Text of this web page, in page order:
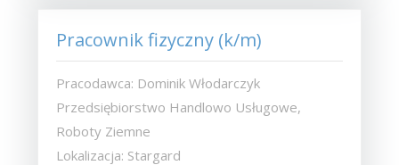
Pracownik fizyczny (k/m)
Pracodawca: Dominik Włodarczyk
Przedsiębiorstwo Handlowo Usługowe,
Roboty Ziemne
Lokalizacja: Stargard